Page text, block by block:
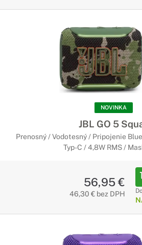
NOVINKA
JBL GO 5
Prenosný / Vodotesný / Pripojenie
Typ-C / 4,8W RMS /
56,95 €
46,30 € bez DPH